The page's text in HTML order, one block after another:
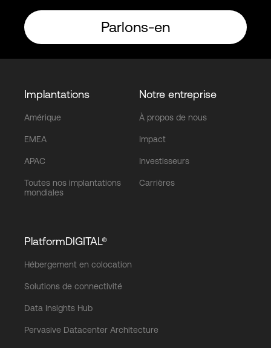
Parlons-en
Implantations
Amérique
EMEA
APAC
Toutes nos implantations
mondiales
Notre entreprise
À propos de nous
Impact
Investisseurs
Carrières
PlatformDIGITAL®
Hébergement en colocation
Solutions de connectivité
Data Insights Hub
Pervasive Datacenter Architecture